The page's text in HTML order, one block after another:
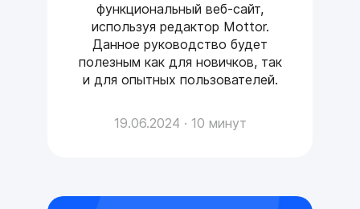
функциональный веб-сайт,
используя редактор Mottor.
Данное руководство будет
полезным как для новичков, так
и для опытных пользователей.
19.06.2024 · 10 минут